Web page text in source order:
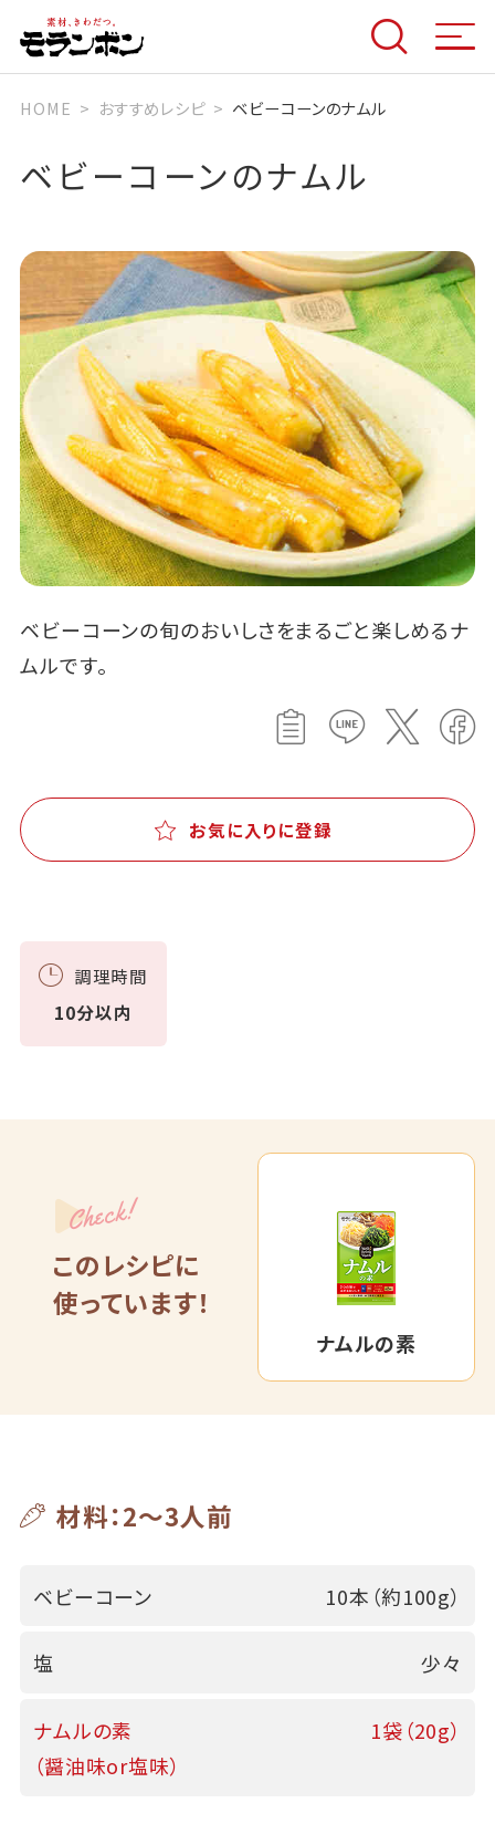
HOME おすすめレシピ ベビーコーンのナムル
ベビーコーンのナムル
ベビーコーンの旬のおいしさをまるごと楽しめるナ
ムルです。
お気に入りに登録
調理時間
10分以内
Check!
このレシピに
使っています！
ナムルの素
材料：2～3人前
ベビーコーン 10本（約100g）
塩 少々
ナムルの素
（醤油味or塩味）
1袋（20g）